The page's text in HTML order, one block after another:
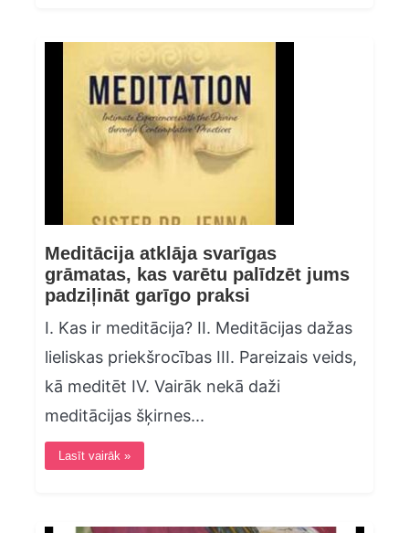
Meditācija atklāja svarīgas
grāmatas, kas varētu palīdzēt jums
padziļināt garīgo praksi
I. Kas ir meditācija? II. Meditācijas dažas
lieliskas priekšrocības III. Pareizais veids,
kā meditēt IV. Vairāk nekā daži
meditācijas šķirnes...
Lasīt vairāk »